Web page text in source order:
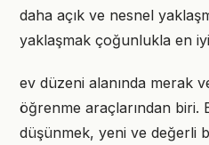
daha açık ve nesnel
yaklaşmak çoğunlukla en
ev düzeni alanında merak
öğrenme araçlarından biri.
düşünmek, yeni ve değerli